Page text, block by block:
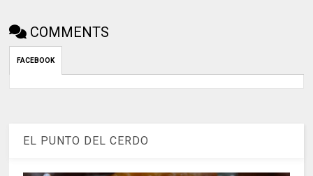
COMMENTS
FACEBOOK
EL PUNTO DEL CERDO